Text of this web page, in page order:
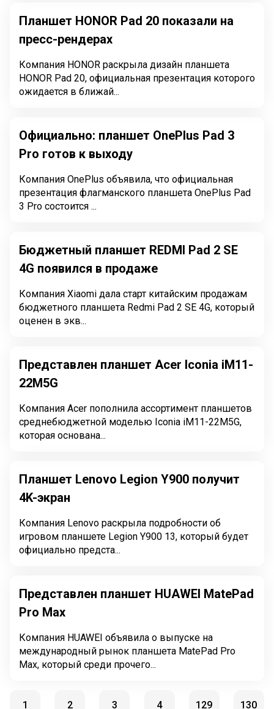
Планшет HONOR Pad 20 показали на
пресс-рендерах
Компания HONOR раскрыла дизайн планшета
HONOR Pad 20, официальная презентация которого
ожидается в ближай...
Официально: планшет OnePlus Pad 3
Pro готов к выходу
Компания OnePlus объявила, что официальная
презентация флагманского планшета OnePlus Pad
3 Pro состоится ...
Бюджетный планшет REDMI Pad 2 SE
4G появился в продаже
Компания Xiaomi дала старт китайским продажам
бюджетного планшета Redmi Pad 2 SE 4G, который
оценен в экв...
Представлен планшет Acer Iconia iM11-
22M5G
Компания Acer пополнила ассортимент планшетов
среднебюджетной моделью Iconia iM11-22M5G,
которая основана...
Планшет Lenovo Legion Y900 получит
4K-экран
Компания Lenovo раскрыла подробности об
игровом планшете Legion Y900 13, который будет
официально предста...
Представлен планшет HUAWEI MatePad
Pro Max
Компания HUAWEI объявила о выпуске на
международный рынок планшета MatePad Pro
Max, который среди прочего...
1 2 3 4 129 130